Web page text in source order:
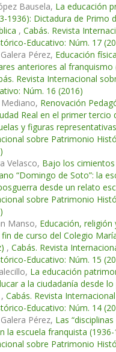
Bausela, La educación
1936): Dictadura de Primo
, Cabás. Revista
Educativo: Núm. 17
Pérez, Educación
anteriores al franquismo
Revista Internacional
Núm. 16 (2016)
Mediano, Renovación
Real en el primer tercio
y figuras representativas
sobre Patrimonio
Velasco, Bajo los
“Domingo de Soto”: la
desde un relato
sobre Patrimonio
Manso, Educación,
de curso del Colegio
, Cabás. Revista
Educativo: Núm. 15
La educación
a la ciudadanía desde
, Cabás. Revista
Educativo: Núm. 14
Pérez, Las “disciplinas
la escuela franquista (1936-
sobre Patrimonio